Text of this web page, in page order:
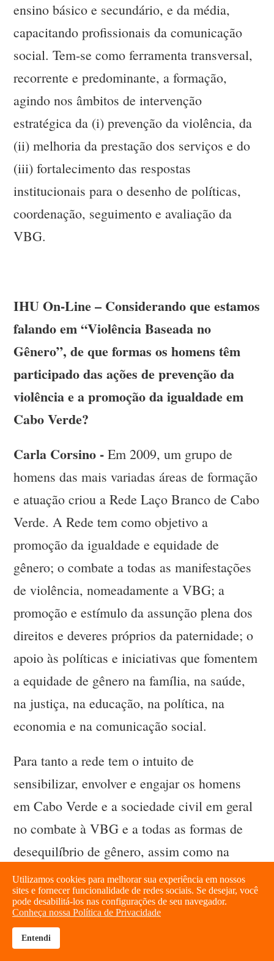
ensino básico e secundário, e da média,
capacitando profissionais da comunicação
social. Tem-se como ferramenta transversal,
recorrente e predominante, a formação,
agindo nos âmbitos de intervenção
estratégica da (i) prevenção da violência, da
(ii) melhoria da prestação dos serviços e do
(iii) fortalecimento das respostas
institucionais para o desenho de políticas,
coordenação, seguimento e avaliação da
VBG.
IHU On-Line – Considerando que estamos
falando em “Violência Baseada no
Gênero”, de que formas os homens têm
participado das ações de prevenção da
violência e a promoção da igualdade em
Cabo Verde?
Carla Corsino - Em 2009, um grupo de
homens das mais variadas áreas de formação
e atuação criou a Rede Laço Branco de Cabo
Verde. A Rede tem como objetivo a
promoção da igualdade e equidade de
gênero; o combate a todas as manifestações
de violência, nomeadamente a VBG; a
promoção e estímulo da assunção plena dos
direitos e deveres próprios da paternidade; o
apoio às políticas e iniciativas que fomentem
a equidade de gênero na família, na saúde,
na justiça, na educação, na política, na
economia e na comunicação social.
Para tanto a rede tem o intuito de
sensibilizar, envolver e engajar os homens
em Cabo Verde e a sociedade civil em geral
no combate à VBG e a todas as formas de
desequilíbrio de gênero, assim como na
desconstrução de visões distorcidas de
masculinidade. Nesse âmbito, os membros
promovem a realização de diversas
atividades como o “Teatro Fórum” e a
brightness_high
Utilizamos cookies para melhorar sua experiência em nossos
sites e fornecer funcionalidade de redes sociais. Se desejar, você
pode desabilitá-los nas configurações de seu navegador.
Conheça nossa Política de Privacidade
Entendi